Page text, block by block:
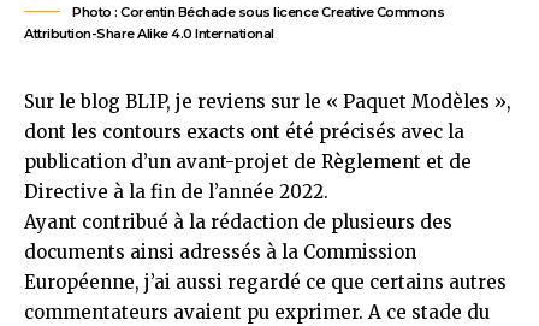
Photo : Corentin Béchade sous licence Creative Commons
Attribution-Share Alike 4.0 International
Sur le blog BLIP, je reviens sur le « Paquet Modèles »,
dont les contours exacts ont été précisés avec la
publication d’un avant-projet de Règlement et de
Directive à la fin de l’année 2022.
Ayant contribué à la rédaction de plusieurs des
documents ainsi adressés à la Commission
Européenne, j’ai aussi regardé ce que certains autres
commentateurs avaient pu exprimer. A ce stade du